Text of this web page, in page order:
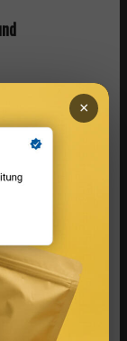
vereinen.
So
beginnt
diese die
die Marke
×